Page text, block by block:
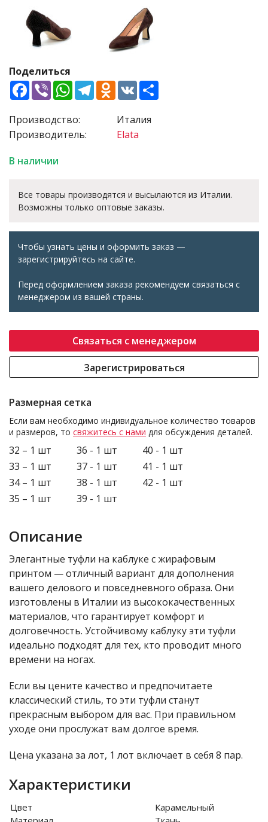
Поделиться
Facebook
ViberWhatsApp
TelegramOdnoklassniki
VK
Производство:
Производитель:
Италия
Elata
В наличии
Все товары производятся и высылаются из Италии.
Возможны только оптовые заказы.
Чтобы узнать цены и оформить заказ —
зарегистрируйтесь на сайте.
Перед оформлением заказа рекомендуем связаться с
менеджером из вашей страны.
Связаться с менеджером
Зарегистрироваться
Размерная сетка
Если вам необходимо индивидуальное количество товаров
и размеров, то свяжитесь с нами для обсуждения деталей.
32 – 1 шт
33 – 1 шт
34 – 1 шт
35 – 1 шт
36 - 1 шт
37 - 1 шт
38 - 1 шт
39 - 1 шт
40 - 1 шт
41 - 1 шт
42 - 1 шт
Описание
Элегантные туфли на каблуке с жирафовым
принтом — отличный вариант для дополнения
вашего делового и повседневного образа. Они
изготовлены в Италии из высококачественных
материалов, что гарантирует комфорт и
долговечность. Устойчивому каблуку эти туфли
идеально подходят для тех, кто проводит много
времени на ногах.
Если вы цените качество и предпочитаете
классический стиль, то эти туфли станут
прекрасным выбором для вас. При правильном
уходе они прослужат вам долгое время.
Цена указана за лот, 1 лот включает в себя 8 пар.
Характеристики
Цвет
Карамельный